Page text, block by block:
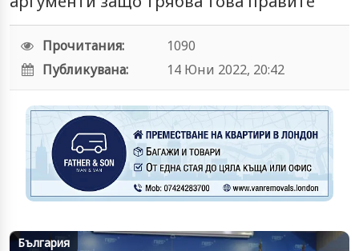
Прочитания:
1090
Публикувана:
14 Юни 2022, 20:42
България